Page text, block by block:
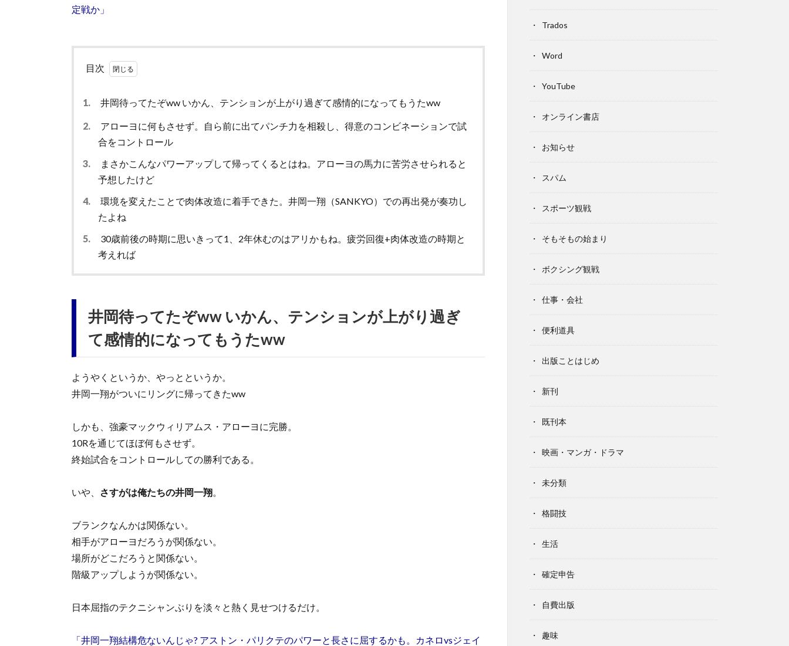
定戦か」
目次
1. 井岡待ってたぞww いかん、テンションが上がり過ぎて感情的になってもうたww
2.
アローヨに何もさせず。自ら前に出てパンチ力を相殺し、得意のコンビネーションで試
合をコントロール
3.
まさかこんなパワーアップして帰ってくるとはね。アローヨの馬力に苦労させられると
予想したけど
4.
環境を変えたことで肉体改造に着手できた。井岡一翔（SANKYO）での再出発が奏功し
たよね
5.
30歳前後の時期に思いきって1、2年休むのはアリかもね。疲労回復+肉体改造の時期と
考えれば
井岡待ってたぞww いかん、テンションが上がり過ぎ
て感情的になってもうたww
ようやくというか、やっとというか。
井岡一翔がついにリングに帰ってきたww
しかも、強豪マックウィリアムス・アローヨに完勝。
10Rを通じてほぼ何もさせず。
終始試合をコントロールしての勝利である。
いや、 さすがは俺たちの井岡一翔
ブランクなんかは関係ない。
相手がアローヨだろうが関係ない。
場所がどこだろうと関係ない。
階級アップしようが関係ない。
日本屈指のテクニシャンぶりを淡々と熱く見せつけるだけ。
「井岡一翔結構危ないんじゃ? アストン・パリクテのパワーと長さに屈するかも。カネロvsジェイ
Trados
Word
YouTube
オンライン書店
お知らせ
スパム
スポーツ観戦
そもそもの始まり
ボクシング観戦
仕事・会社
便利道具
出版ことはじめ
新刊
既刊本
映画・マンガ・ドラマ
未分類
格闘技
生活
確定申告
自費出版
趣味